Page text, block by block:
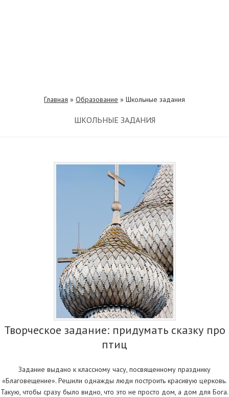
Главная » Образование » Школьные задания
ШКОЛЬНЫЕ ЗАДАНИЯ
Творческое задание: придумать сказку про
птиц
Задание выдано к классному часу, посвященному празднику
«Благовещение». Решили однажды люди построить красивую церковь.
Такую, чтобы сразу было видно, что это не просто дом, а дом для Бога.